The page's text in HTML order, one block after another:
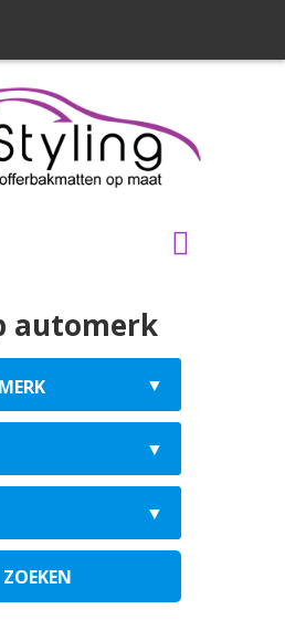
automerk
ZOEKEN